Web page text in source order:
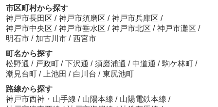
市区町村から探す
神戸市長田区 / 神戸市須磨区 / 神戸市兵庫区 /
神戸市中央区 / 神戸市垂水区 / 神戸市北区 / 神戸市灘区 /
明石市 / 加古川市 / 西宮市
町名から探す
松野通 / 戸政町 / 下沢通 / 須磨浦通 / 中道通 / 駒ケ林町 /
潮見台町 / 上池田 / 白川台 / 東尻池町
路線から探す
神戸市西神・山手線 / 山陽本線 / 山陽電鉄本線 /